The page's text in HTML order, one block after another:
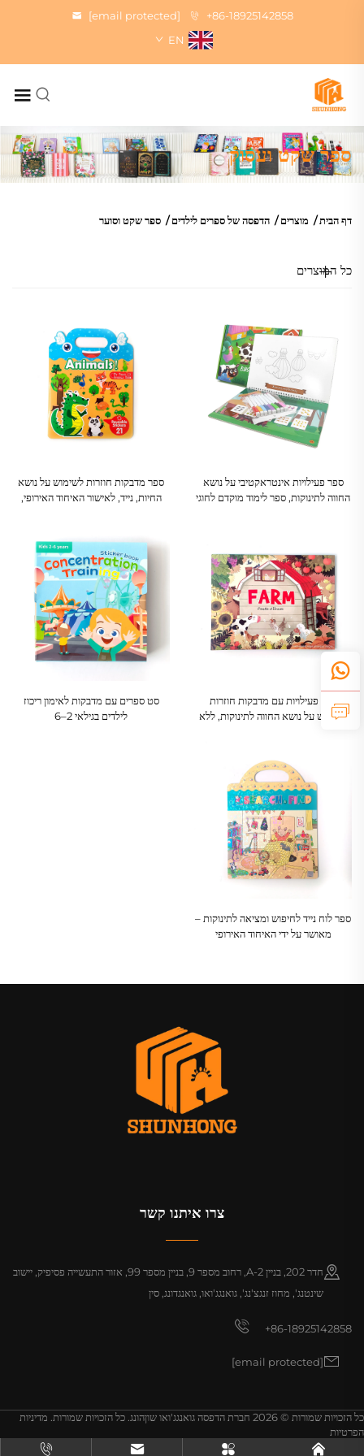
+86-18925142858
[email protected]
EN
ספר שקט ועסוק
דף הבית/ מוצרים/ הדפסה של ספרים לילדים/ ספר שקט וסוער
כל המוצרים
ספר פעילויות אינטראקטיבי על נושא
החווה לתינוקות, ספר לימוד מוקדם לחוגי
ספר מדבקות חוזרות לשימוש על נושא
החיות, נייד, לאישור האיחוד האירופי,
ספר פעילויות עם מדבקות חוזרות
לשימוש על נושא החווה לתינוקות, ללא
סט ספרים עם מדבקות לאימון ריכוז
לילדים בגילאי 2–6
ספר לוח נייד לחיפוש ומציאה לתינוקות –
מאושר על ידי האיחוד האירופי
צרו איתנו קשר
חדר 202, בניין A-2, רחוב מספר 9, בניין מספר 99, אזור התעשייה פסיפיק, יישוב
שינטנג', מחוז זנגצ'נג', גואנגג'ואו, גואנגדונג, סין
+86-18925142858
[email protected]
כל הזכויות שמורות © 2026 חברת הדפסה גואנגג'ואו שוןהונג. כל הזכויות שמורות.
מדיניות
הפרטיות